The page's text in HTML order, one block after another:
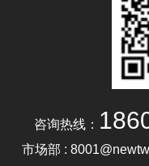
咨询热线：
市场部 :